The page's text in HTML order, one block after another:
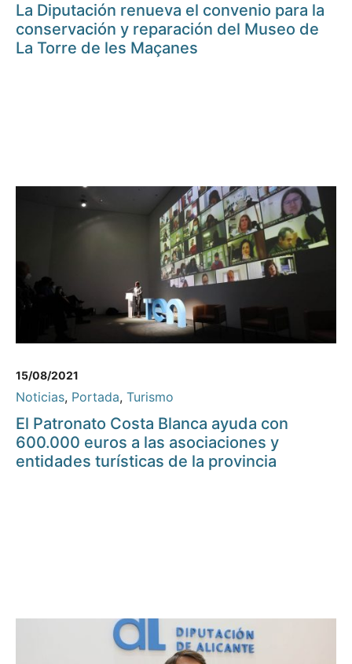
La Diputación renueva el convenio para la
conservación y reparación del Museo de
La Torre de les Maçanes
15/08/2021
Noticias, Portada, Turismo
El Patronato Costa Blanca ayuda con
600.000 euros a las asociaciones y
entidades turísticas de la provincia